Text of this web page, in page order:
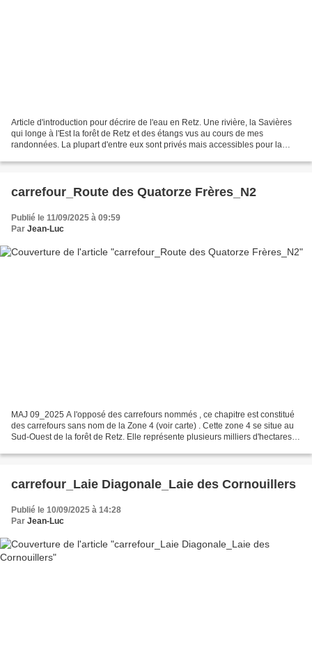
Article d'introduction pour décrire de l'eau en Retz. Une rivière, la Savières
qui longe à l'Est la forêt de Retz et des étangs vus au cours de mes
randonnées. La plupart d'entre eux sont privés mais accessibles pour la
carrefour_Route des Quatorze Frères_N2
Publié le 11/09/2025 à 09:59
Par Jean-Luc
MAJ 09_2025 A l'opposé des carrefours nommés , ce chapitre est constitué
des carrefours sans nom de la Zone 4 (voir carte) . Cette zone 4 se situe au
Sud-Ouest de la forêt de Retz. Elle représente plusieurs milliers d'hectares (
carrefour_Laie Diagonale_Laie des Cornouillers
Publié le 10/09/2025 à 14:28
Par Jean-Luc